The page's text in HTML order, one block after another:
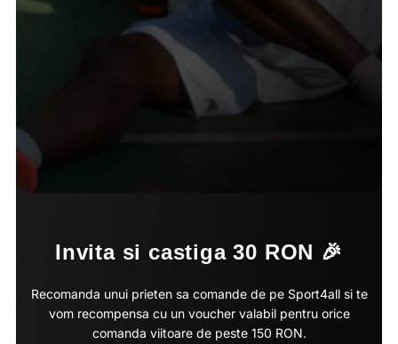
Invita si castiga 30 RON 🎉
Recomanda unui prieten sa comande de pe Sport4all si te
vom recompensa cu un voucher valabil pentru orice
comanda viitoare de peste 150 RON.